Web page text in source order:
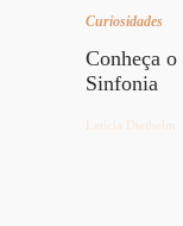
Curiosidades
Conheça
Sinfonia
Letícia Diethelm